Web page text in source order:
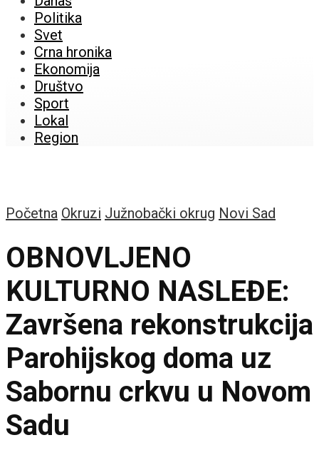
Politika
Svet
Crna hronika
Ekonomija
Društvo
Sport
Lokal
Region
Početna Okruzi Južnobački okrug Novi Sad
OBNOVLJENO
KULTURNO NASLEĐE:
Završena rekonstrukcija
Parohijskog doma uz
Sabornu crkvu u Novom
Sadu